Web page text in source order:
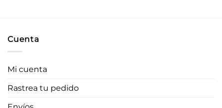
Cuenta
Mi cuenta
Rastrea tu pedido